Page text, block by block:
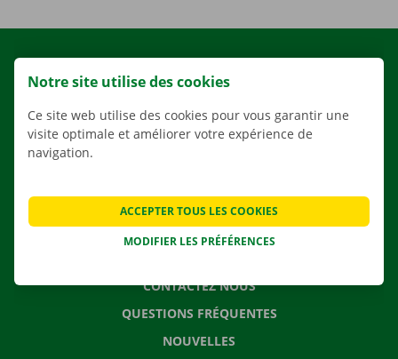
LOCATION
NOS VÉHICULES
NOS SERVICES
SOLUTIONS DE DÉMÉNAGEMENT
CONTACTEZ NOUS
QUESTIONS FRÉQUENTES
NOUVELLES
Notre site utilise des cookies
Ce site web utilise des cookies pour vous garantir une
visite optimale et améliorer votre expérience de
navigation.
MODIFIER LES PRÉFÉRENCES
ACCEPTER TOUS LES COOKIES